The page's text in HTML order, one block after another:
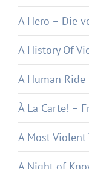
A Hero – Die
A History Of
A Human Ride
À La Carte! –
A Most Violent